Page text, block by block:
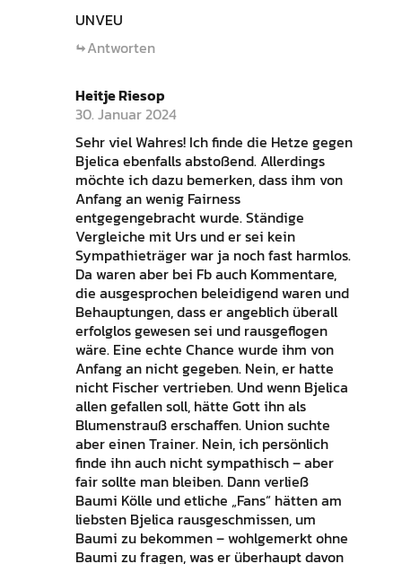
UNVEU
Antworten
Heitje Riesop
30. Januar 2024
Sehr viel Wahres! Ich finde die Hetze gegen
Bjelica ebenfalls abstoßend. Allerdings
möchte ich dazu bemerken, dass ihm von
Anfang an wenig Fairness
entgegengebracht wurde. Ständige
Vergleiche mit Urs und er sei kein
Sympathieträger war ja noch fast harmlos.
Da waren aber bei Fb auch Kommentare,
die ausgesprochen beleidigend waren und
Behauptungen, dass er angeblich überall
erfolglos gewesen sei und rausgeflogen
wäre. Eine echte Chance wurde ihm von
Anfang an nicht gegeben. Nein, er hatte
nicht Fischer vertrieben. Und wenn Bjelica
allen gefallen soll, hätte Gott ihn als
Blumenstrauß erschaffen. Union suchte
aber einen Trainer. Nein, ich persönlich
finde ihn auch nicht sympathisch – aber
fair sollte man bleiben. Dann verließ
Baumi Kölle und etliche „Fans“ hätten am
liebsten Bjelica rausgeschmissen, um
Baumi zu bekommen – wohlgemerkt ohne
Baumi zu fragen, was er überhaupt davon